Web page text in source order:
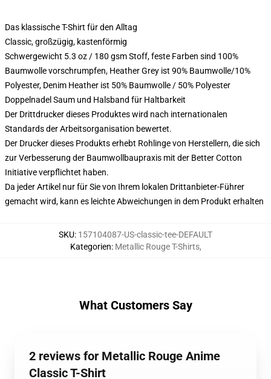
Das klassische T-Shirt für den Alltag
Classic, großzügig, kastenförmig
Schwergewicht 5.3 oz / 180 gsm Stoff, feste Farben sind 100%
Baumwolle vorschrumpfen, Heather Grey ist 90% Baumwolle/10%
Polyester, Denim Heather ist 50% Baumwolle / 50% Polyester
Doppelnadel Saum und Halsband für Haltbarkeit
Der Drittdrucker dieses Produktes wird nach internationalen
Standards der Arbeitsorganisation bewertet.
Der Drucker dieses Produkts erhebt Rohlinge von Herstellern, die sich
zur Verbesserung der Baumwollbaupraxis mit der Better Cotton
Initiative verpflichtet haben.
Da jeder Artikel nur für Sie von Ihrem lokalen Drittanbieter-Führer
gemacht wird, kann es leichte Abweichungen in dem Produkt erhalten
SKU: 157104087-US-classic-tee-DEFAULT
Kategorien: Metallic Rouge T-Shirts,
What Customers Say
2 reviews for Metallic Rouge Anime
Classic T-Shirt